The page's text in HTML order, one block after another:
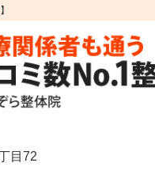
目72